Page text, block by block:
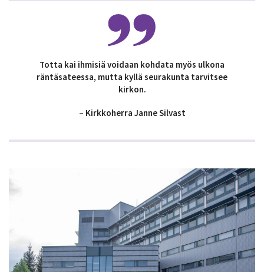
Totta kai ihmisiä voidaan kohdata myös ulkona
räntäsateessa, mutta kyllä seurakunta tarvitsee
kirkon.
– Kirkkoherra Janne Silvast